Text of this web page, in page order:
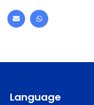
Language